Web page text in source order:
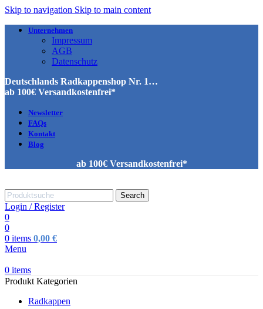
Skip to navigation Skip to main content
Unternehmen
Impressum
AGB
Datenschutz
Deutschlands Radkappenshop Nr. 1…
ab 100€ Versandkostenfrei*
Newsletter
FAQs
Kontakt
Blog
ab 100€ Versandkostenfrei*
Search
Login / Register
0
0
0 items 0,00 €
Menu
0 items
Produkt Kategorien
Radkappen